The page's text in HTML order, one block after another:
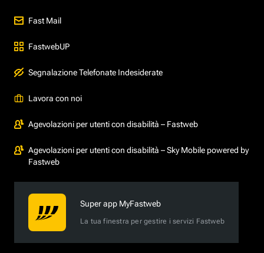
Fast Mail
FastwebUP
Segnalazione Telefonate Indesiderate
Lavora con noi
Agevolazioni per utenti con disabilità – Fastweb
Agevolazioni per utenti con disabilità – Sky Mobile powered by
Fastweb
Super app MyFastweb
La tua finestra per gestire i servizi Fastweb